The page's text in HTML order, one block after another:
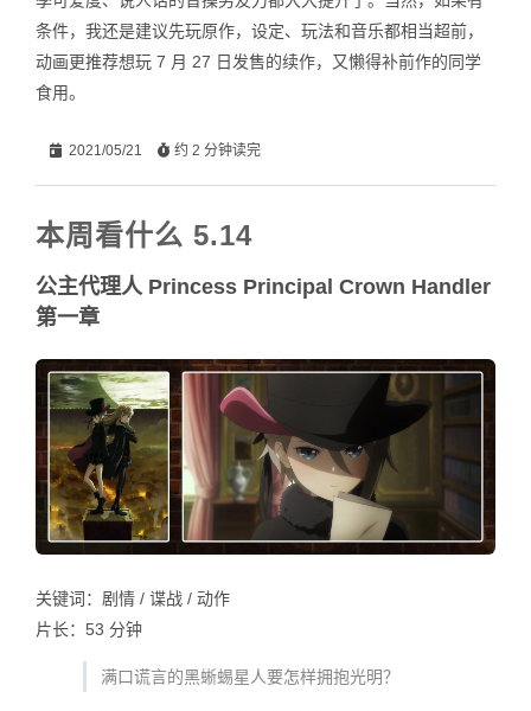
条件，我还是建议先玩原作，设定、玩法和音乐都相当超前，
动画更推荐想玩 7 月 27 日发售的续作，又懒得补前作的同学
食用。
2021/05/21 约 2 分钟读完
本周看什么 5.14
公主代理人 Princess Principal Crown Handler
第一章
关键词：剧情 / 谍战 / 动作
片长：53 分钟
满口谎言的黑蜥蜴星人要怎样拥抱光明？